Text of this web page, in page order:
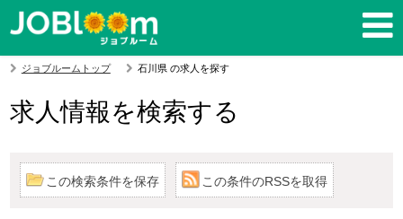
ジョブルームトップ 石川県 の求人を探す
求人情報を検索する
この検索条件を保存 この条件のRSSを取得